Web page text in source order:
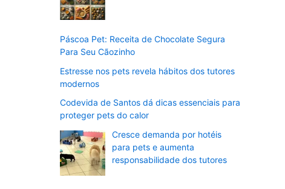
Páscoa Pet: Receita de Chocolate Segura
Para Seu Cãozinho
Estresse nos pets revela hábitos dos tutores
modernos
Codevida de Santos dá dicas essenciais para
proteger pets do calor
Cresce demanda por hotéis
para pets e aumenta
responsabilidade dos tutores